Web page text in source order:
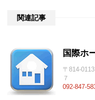
関連記事
国際ホ
〒814-
７
092-847-